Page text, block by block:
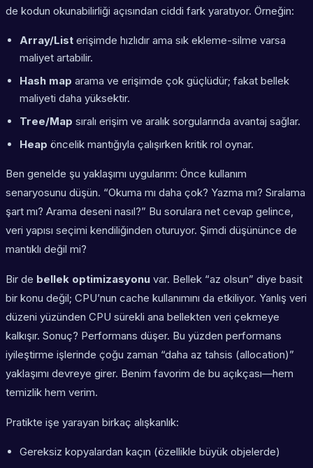
de kodun okunabilirliği açısından ciddi fark yaratıyor. Örneğin:
Array/List erişimde hızlıdır ama sık ekleme-silme varsa
maliyet artabilir.
Hash map arama ve erişimde çok güçlüdür; fakat bellek
maliyeti daha yüksektir.
Tree/Map sıralı erişim ve aralık sorgularında avantaj sağlar.
Heap öncelik mantığıyla çalışırken kritik rol oynar.
Ben genelde şu yaklaşımı uygularım: Önce kullanım
senaryosunu düşün. “Okuma mı daha çok? Yazma mı? Sıralama
şart mı? Arama deseni nasıl?” Bu sorulara net cevap gelince,
veri yapısı seçimi kendiliğinden oturuyor. Şimdi düşününce de
mantıklı değil mi?
Bir de bellek optimizasyonu var. Bellek “az olsun” diye basit
bir konu değil; CPU’nun cache kullanımını da etkiliyor. Yanlış veri
düzeni yüzünden CPU sürekli ana bellekten veri çekmeye
kalkışır. Sonuç? Performans düşer. Bu yüzden performans
iyileştirme işlerinde çoğu zaman “daha az tahsis (allocation)”
yaklaşımı devreye girer. Benim favorim de bu açıkçası—hem
temizlik hem verim.
Pratikte işe yarayan birkaç alışkanlık:
Gereksiz kopyalardan kaçın (özellikle büyük objelerde)